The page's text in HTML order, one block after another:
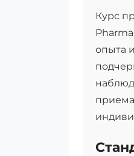
Курс
опыта